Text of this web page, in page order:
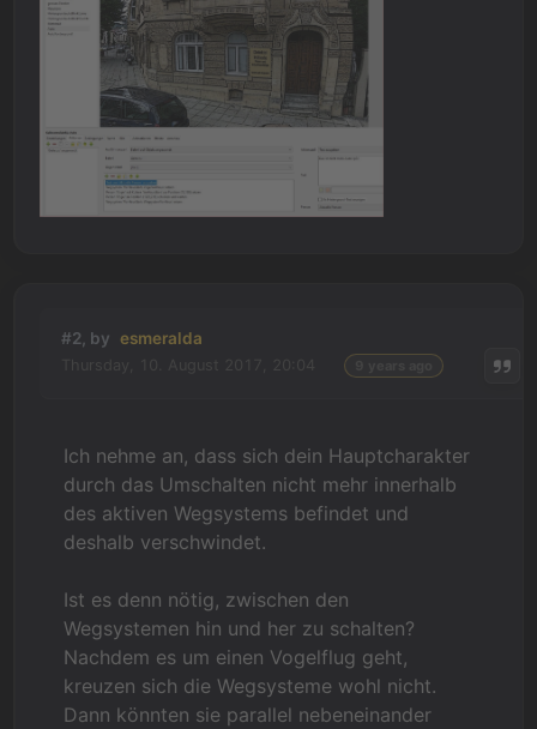
#2, by esmeralda
Ich nehme an, dass sich dein Hauptcharakter
durch das Umschalten nicht mehr innerhalb
des aktiven Wegsystems befindet und
deshalb verschwindet.
Ist es denn nötig, zwischen den
Wegsystemen hin und her zu schalten?
Nachdem es um einen Vogelflug geht,
kreuzen sich die Wegsysteme wohl nicht.
Dann könnten sie parallel nebeneinander